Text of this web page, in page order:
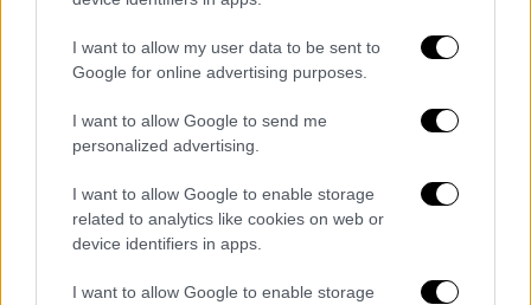
I want to allow my user data to be sent to
Google for online advertising purposes.
I want to allow Google to send me
personalized advertising.
I want to allow Google to enable storage
related to analytics like cookies on web or
device identifiers in apps.
I want to allow Google to enable storage